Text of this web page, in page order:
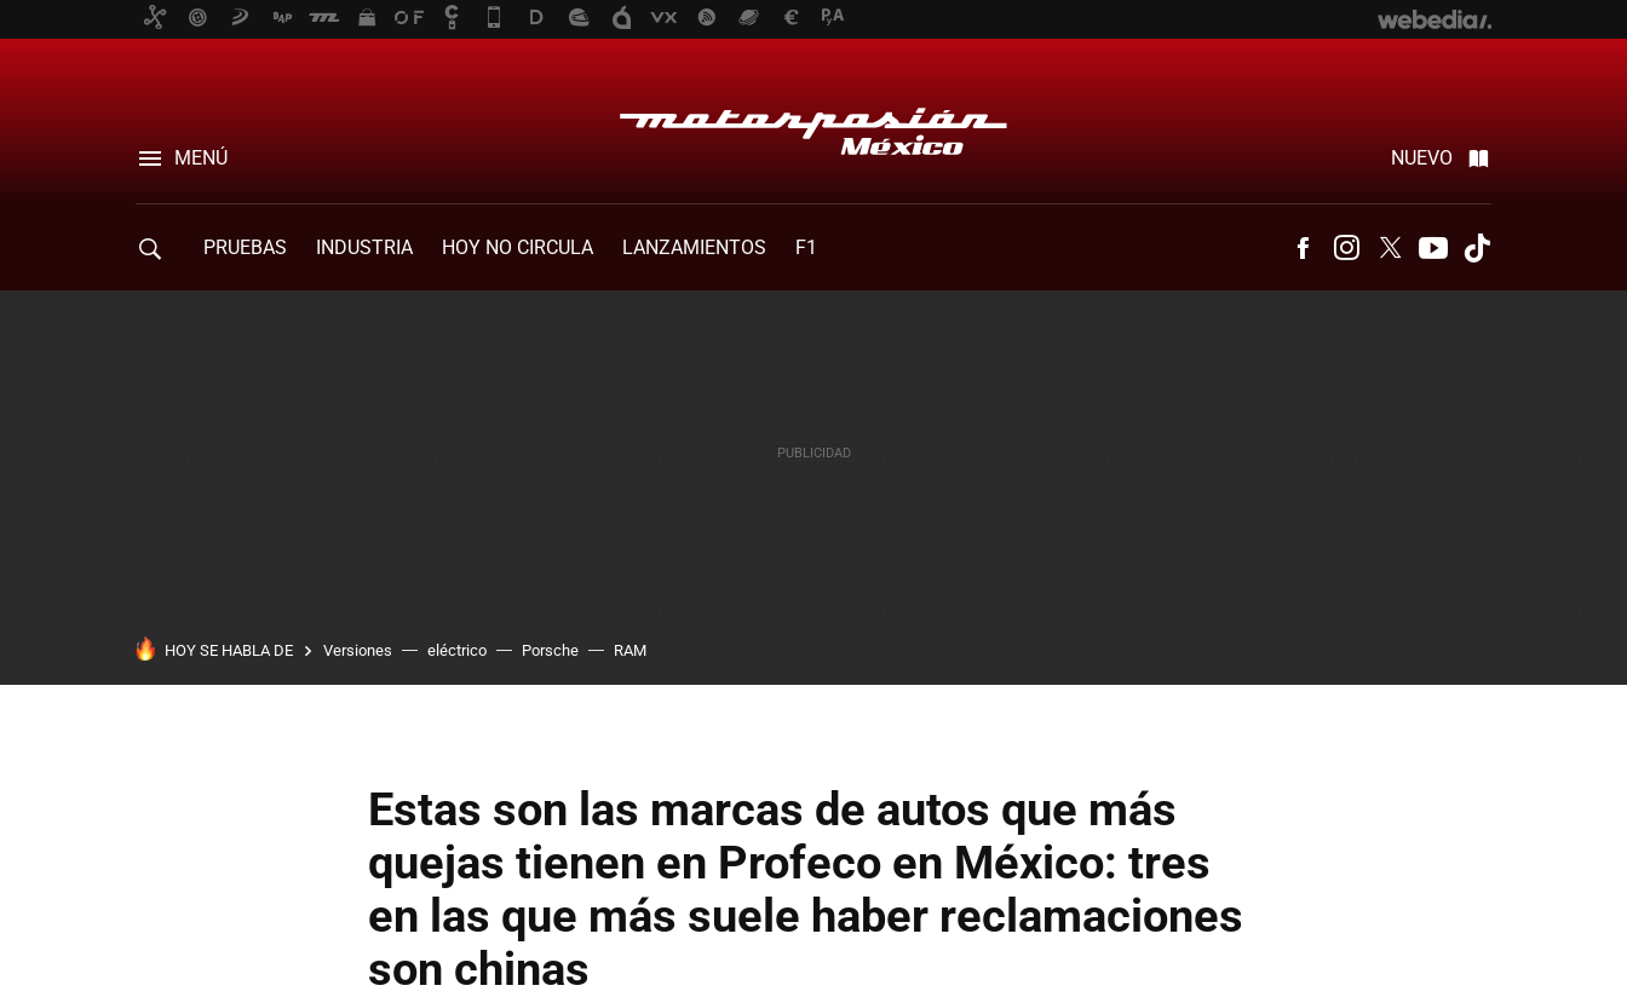
MENÚ NUEVO
PRUEBAS INDUSTRIA HOY NO CIRCULA LANZAMIENTOS F1 FacebookInstagram
Twitter Youtube
HOY SE HABLA DE Versiones eléctrico Porsche RAM
Estas son las marcas de autos que más
quejas tienen en Profeco en México: tres
en las que más suele haber reclamaciones
son chinas